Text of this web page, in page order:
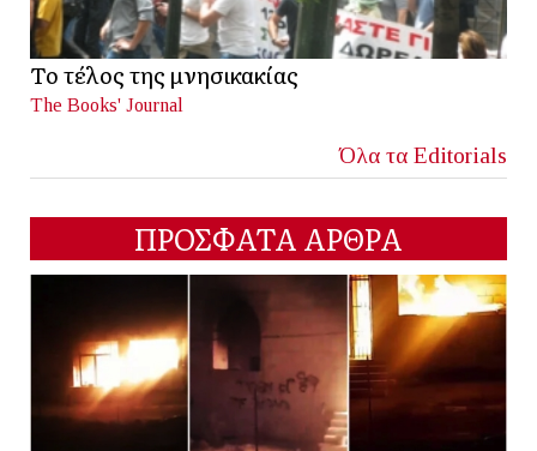
Το τέλος της μνησικακίας
The Books' Journal
Όλα τα Editorials
ΠΡΟΣΦΑΤΑ ΑΡΘΡΑ